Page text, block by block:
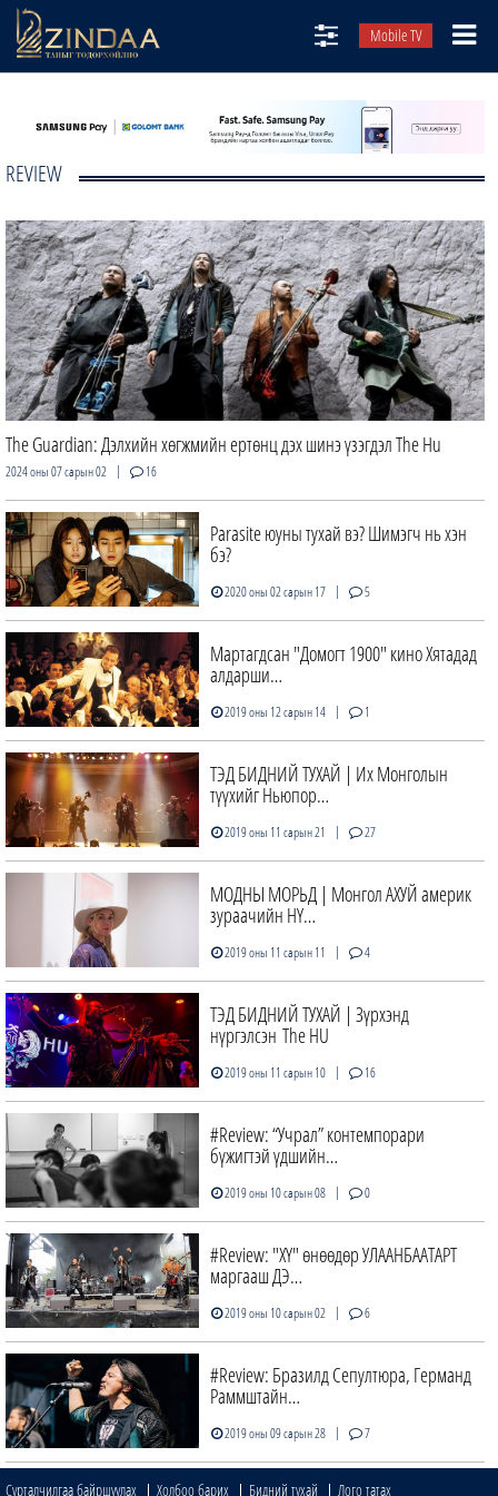
Mobile TV
ТВ8
ӨГЛӨӨНИЙ СОНИН
АУДИО ЗОХИОЛ
ЗИНДАА СЭТГҮҮЛ
REVIEW
The Guardian: Дэлхийн хөгжмийн ертөнц дэх шинэ үзэгдэл The Hu
2024 оны 07 сарын 02 | 16
Parasite юуны тухай вэ? Шимэгч нь хэн
бэ?
2020 оны 02 сарын 17 | 5
Мартагдсан "Домогт 1900" кино Хятадад
алдарши…
2019 оны 12 сарын 14 | 1
ТЭД БИДНИЙ ТУХАЙ | Их Монголын
түүхийг Ньюпор…
2019 оны 11 сарын 21 | 27
МОДНЫ МОРЬД | Монгол АХУЙ америк
зураачийн НҮ…
2019 оны 11 сарын 11 | 4
ТЭД БИДНИЙ ТУХАЙ | Зүрхэнд
нүргэлсэн The HU
2019 оны 11 сарын 10 | 16
#Review: “Учрал” контемпорари
бүжигтэй үдшийн…
2019 оны 10 сарын 08 | 0
#Review: "ХҮ" өнөөдөр УЛААНБААТАРТ
маргааш ДЭ…
2019 оны 10 сарын 02 | 6
#Review: Бразилд Сепултюра, Германд
Раммштайн…
2019 оны 09 сарын 28 | 7
Сурталчилгаа байршуулах Холбоо барих Бидний тухай Лого татах